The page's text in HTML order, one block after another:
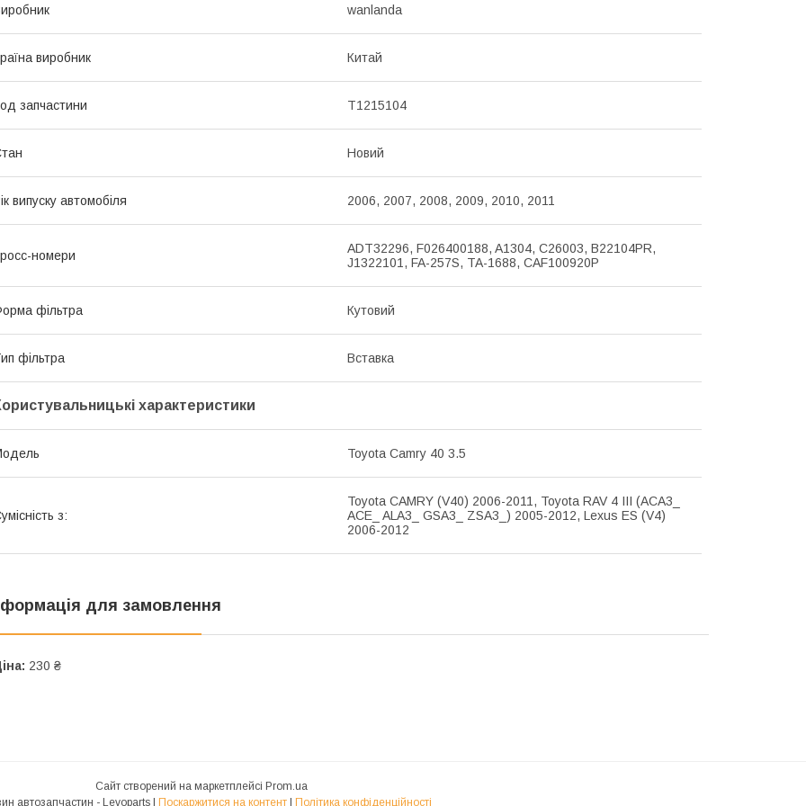
wanlanda
виробник Китай
запчастини T1215104
Новий
випуску автомобіля 2006, 2007, 2008, 2009, 2010, 2011
номери
ADT32296, F026400188, A1304, C26003, B22104PR,
J1322101, FA-257S, TA-1688, CAF100920P
фільтра Кутовий
фільтра Вставка
характеристики
Toyota Camry 40 3.5
з:
Toyota CAMRY (V40) 2006-2011, Toyota RAV 4 III (ACA3_
ACE_ ALA3_ GSA3_ ZSA3_) 2005-2012, Lexus ES (V4)
2006-2012
для замовлення
230 ₴
Сайт створений на маркетплейсі Prom.ua
Магазин автозапчастин - Levoparts | Поскаржитися на контент | Політика конфіденційності